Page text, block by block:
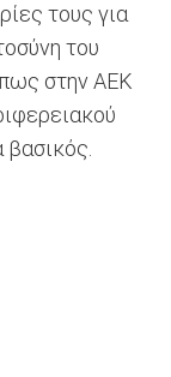
τους για
του
στην ΑΕΚ
βασικός.